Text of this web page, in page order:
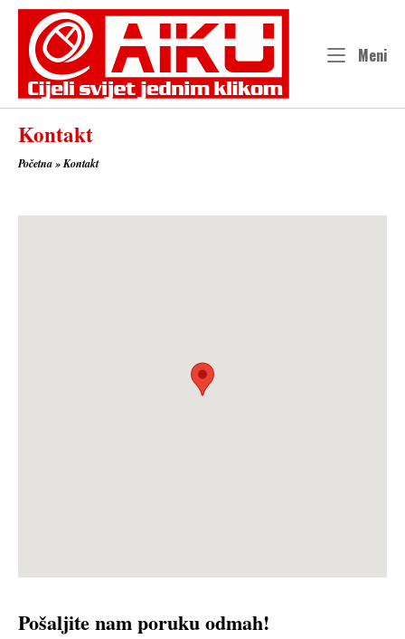
Skip
content
Meni
Kontakt
Početna»Kontakt
Pošaljite nam poruku odmah!